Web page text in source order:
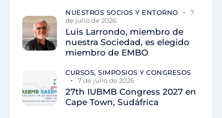
NUESTROS SOCIOS Y ENTORNO
7
de julio de 2026
Luis Larrondo, miembro de
nuestra Sociedad, es elegido
miembro de EMBO
CURSOS, SIMPOSIOS Y CONGRESOS
7 de julio de 2026
27th IUBMB Congress 2027 en
Cape Town, Sudáfrica